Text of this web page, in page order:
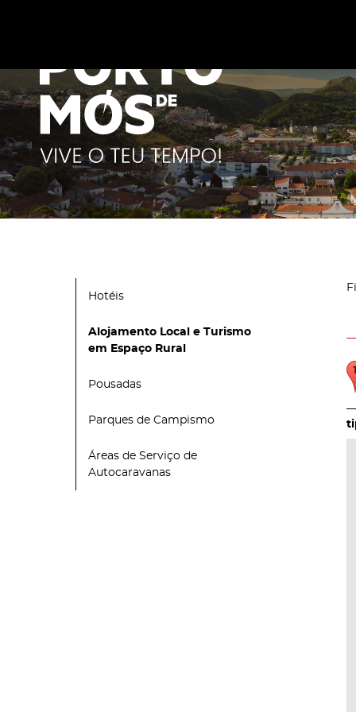
Hotéis
Alojamento Local e Turismo
em Espaço Rural
Pousadas
Parques de Campismo
Áreas de Serviço de
Autocaravanas